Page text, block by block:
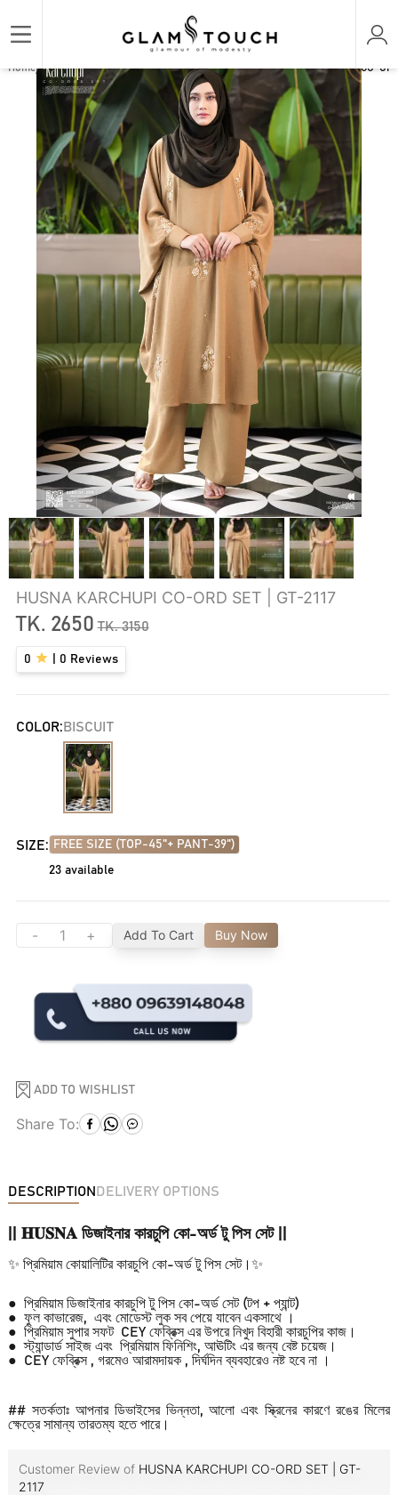
Home/ABAYA & GOWN/DESIGNER KARCHUPI ABAYAS/HUSNA KARCHUPI CO-
HUSNA KARCHUPI CO-ORD SET | GT-2117
TK. 2650 TK.3150
0 0 Reviews
COLOR: BISCUIT
SIZE: FREE SIZE (TOP-45"+ PANT-39")
23 available
- + Add To Cart Buy Now
ADD TO WISHLIST
Share To:
DESCRIPTION DELIVERY OPTIONS
|| 𝐇𝐔𝐒𝐍𝐀 ডিজাইনার কারচুপি কো-অর্ড টু পিস সেট ||
✨ প্রিমিয়াম কোয়ালিটির কারচুপি কো-অর্ড টু পিস সেট।✨
● প্রিমিয়াম ডিজাইনার কারচুপি টু পিস কো-অর্ড সেট (টপ + প্যান্ট)
● ফুল কাভারেজ, এবং মোডেস্ট লুক সব পেয়ে যাবেন একসাথে ।
● প্রিমিয়াম সুপার সফট CEY ফেব্রিক্স এর উপরে নিখুদ বিহারী কারচুপির কাজ।
● স্ট্যান্ডার্ড সাইজ এবং প্রিমিয়াম ফিনিশিং, আঊটিং এর জন্য বেষ্ট চয়েজ।
● CEY ফেব্রিক্স , গরমেও আরামদায়ক , দির্ঘদিন ব্যবহারেও নষ্ট হবে না ।
## সতর্কতাঃ আপনার ডিভাইসের ভিন্নতা, আলো এবং স্ক্রিনের কারণে রঙের মিলের
ক্ষেত্রে সামান্য তারতম্য হতে পারে।
Customer Review of HUSNA KARCHUPI CO-ORD SET | GT-
2117